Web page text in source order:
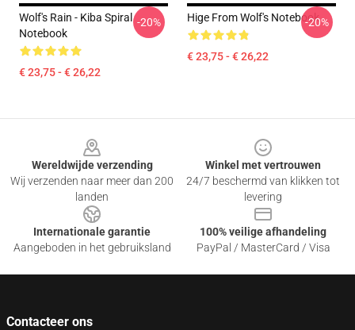
Wolf's Rain - Kiba Spiral
Notebook
€ 23,75 - € 26,22
-20% Hige From Wolf's Notebook
€ 23,75 - € 26,22
-20%
Wereldwijde verzending
Wij verzenden naar meer dan 200
landen
Winkel met vertrouwen
24/7 beschermd van klikken tot
levering
Internationale garantie
Aangeboden in het gebruiksland
100% veilige afhandeling
PayPal / MasterCard / Visa
Contacteer ons